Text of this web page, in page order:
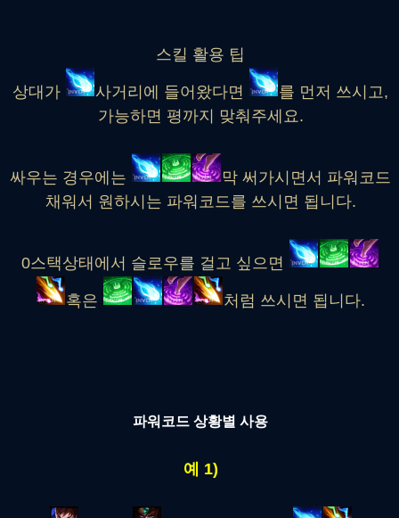
스킬 활용 팁
상대가 사거리에 들어왔다면
를 먼저 쓰시고,
가능하면 평까지 맞춰주세요.
싸우는 경우에는
막 써가시면서 파워코드
채워서 원하시는 파워코드를 쓰시면 됩니다.
0스택상태에서 슬로우를 걸고 싶으면
혹은 처럼 쓰시면 됩니다.
파워코드 상황별 사용
예 1)